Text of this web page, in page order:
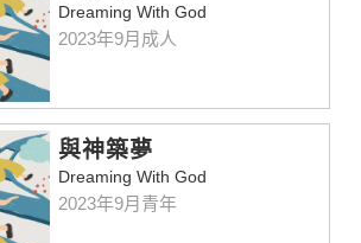
Dreaming With God
2023年9月成人
與神築夢
Dreaming With God
2023年9月青年